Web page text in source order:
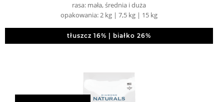
rasa: mała, średnia i duża
opakowania: 2 kg | 7,5 kg | 15 kg
tłuszcz 16% | białko 26%